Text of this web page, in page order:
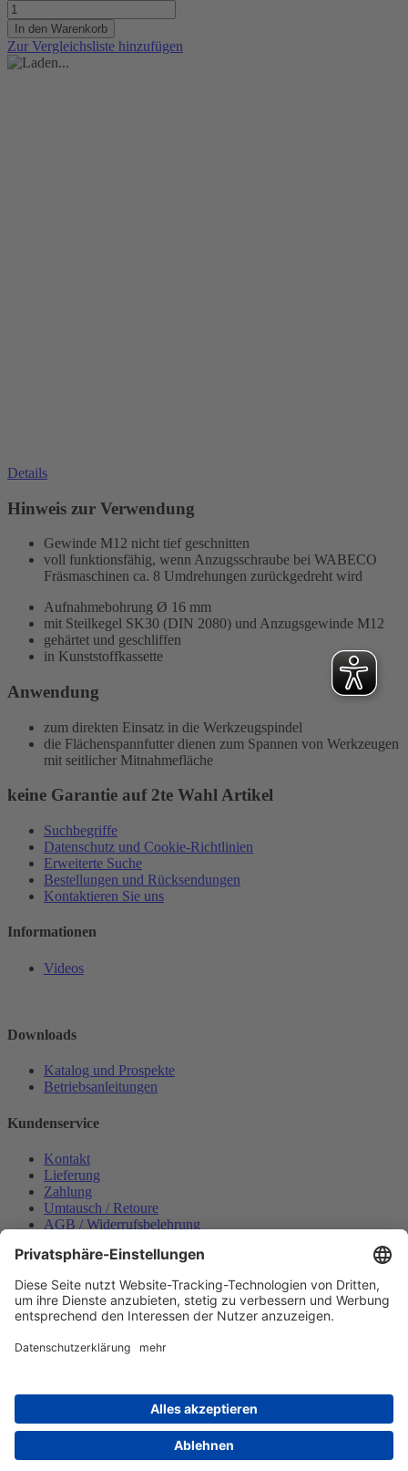
In den Warenkorb
Zur Vergleichsliste hinzufügen
Details
Hinweis zur Verwendung
Gewinde M12 nicht tief geschnitten
voll funktionsfähig, wenn Anzugsschraube bei WABECO
Fräsmaschinen ca. 8 Umdrehungen zurückgedreht wird
Aufnahmebohrung Ø 16 mm
mit Steilkegel SK30 (DIN 2080) und Anzugsgewinde M12
gehärtet und geschliffen
in Kunststoffkassette
Anwendung
zum direkten Einsatz in die Werkzeugspindel
die Flächenspannfutter dienen zum Spannen von Werkzeugen
mit seitlicher Mitnahmefläche
keine Garantie auf 2te Wahl Artikel
Suchbegriffe
Datenschutz und Cookie-Richtlinien
Erweiterte Suche
Bestellungen und Rücksendungen
Kontaktieren Sie uns
Informationen
Videos
Downloads
Katalog und Prospekte
Betriebsanleitungen
Kundenservice
Kontakt
Lieferung
Zahlung
Umtausch / Retoure
AGB / Widerrufsbelehrung
Datenschutzerklärung
Bestellung widerrufen
Mein konto
Zahlungsmöglichkeiten